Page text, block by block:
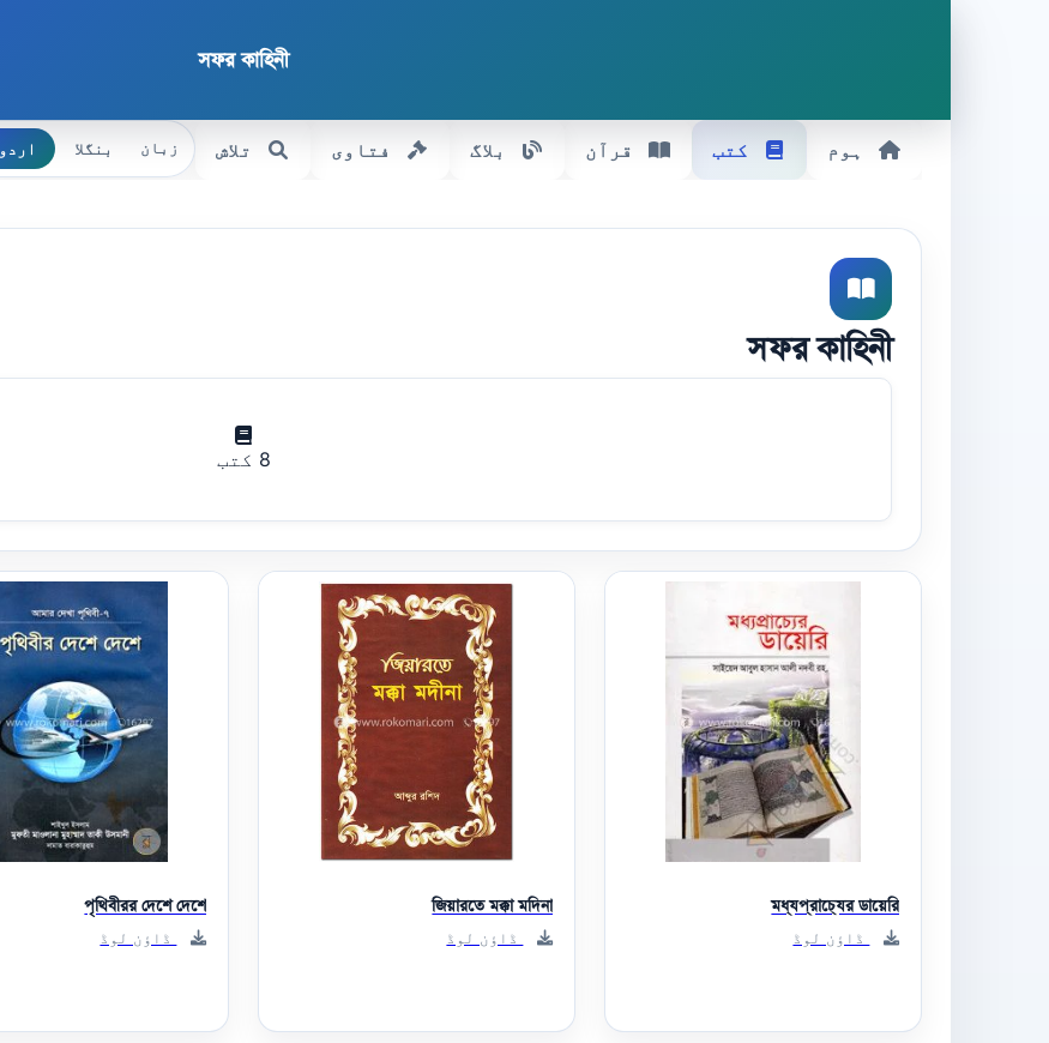
সফর কাহিনী
ہوم کتب قرآن بلاگ فتاوی تلاش زبان بنگلا اردو
সফর কাহিনী
8 کتب
মধ্যপ্রাচ্যের ডায়েরি
ڈاؤن لوڈ
জিয়ারতে মক্কা মদিনা
ڈاؤن لوڈ
পৃথিবীরর দেশে দেশে
ڈاؤن لوڈ